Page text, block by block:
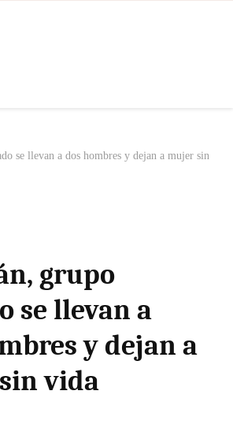
se llevan a dos hombres y dejan a mujer sin
grupo
se llevan a
y dejan a
vida